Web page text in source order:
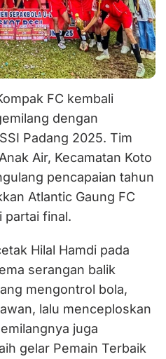
FC kembali
dengan
Padang 2025. Tim
Air, Kecamatan Koto
pencapaian tahun
Atlantic Gaung FC
partai final.
Hilal Hamdi pada
serangan balik
mengontrol bola,
lalu menceploskan
juga
gelar Pemain Terbaik